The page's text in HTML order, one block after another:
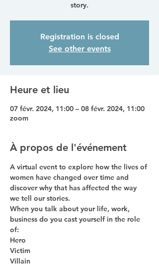
story.
Registration is closed
See other events
Heure et lieu
07 févr. 2024, 11:00 – 08 févr. 2024, 11:00
zoom
À propos de l'événement
A virtual event to explore how the lives of
women have changed over time and
discover why that has affected the way
we tell our stories.
When you talk about your life, work,
business do you cast yourself in the role
of:
Hero
Victim
Villain